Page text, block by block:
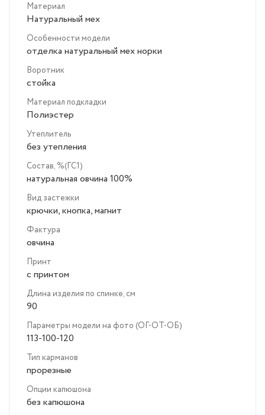
Материал
Натуральный мех
Особенности модели
отделка натуральный мех норки
Воротник
стойка
Материал подкладки
Полиэстер
Утеплитель
без утепления
Состав, %(ГС1)
натуральная овчина 100%
Вид застежки
крючки, кнопка, магнит
Фактура
овчина
Принт
с принтом
Длина изделия по спинке, см
90
Параметры модели на фото (ОГ-ОТ-ОБ)
113-100-120
Тип карманов
прорезные
Опции капюшона
без капюшона